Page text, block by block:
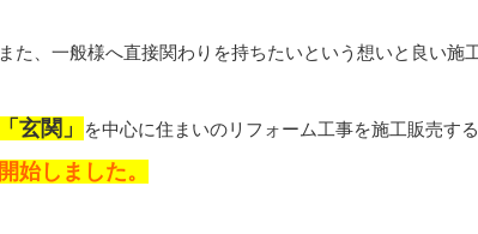
また、一般様へ直接関わりを持ちたいという想いと良い施
「玄関」 を中心に住まいのリフォーム工事を施工販売する
開始しました。